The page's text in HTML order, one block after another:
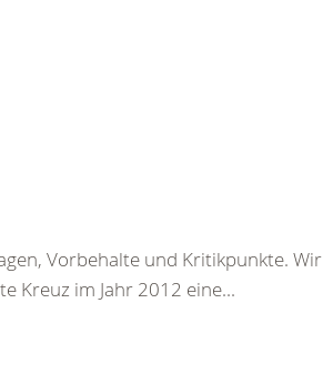
Vorbehalte und Kritikpunkte. Wir
Kreuz im Jahr 2012 eine...